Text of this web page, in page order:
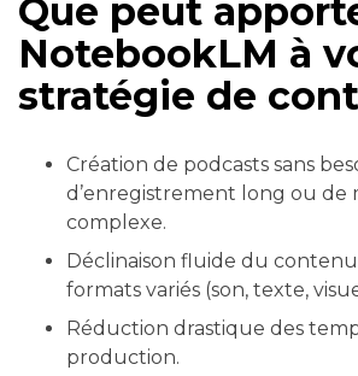
Que peut
NotebookLM à
stratégie de
Création de podcasts sans
d’enregistrement long ou de
complexe.
Déclinaison fluide du
formats variés (son, texte,
Réduction drastique des
production.